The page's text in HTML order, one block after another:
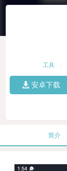
工具
安卓下载
简介